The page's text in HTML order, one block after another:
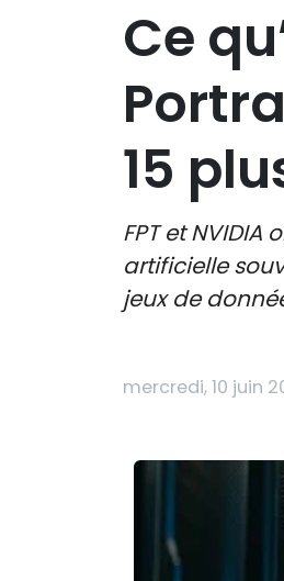
Ce
15
FPT et
artificielle
jeux de
mercredi, 10 juin